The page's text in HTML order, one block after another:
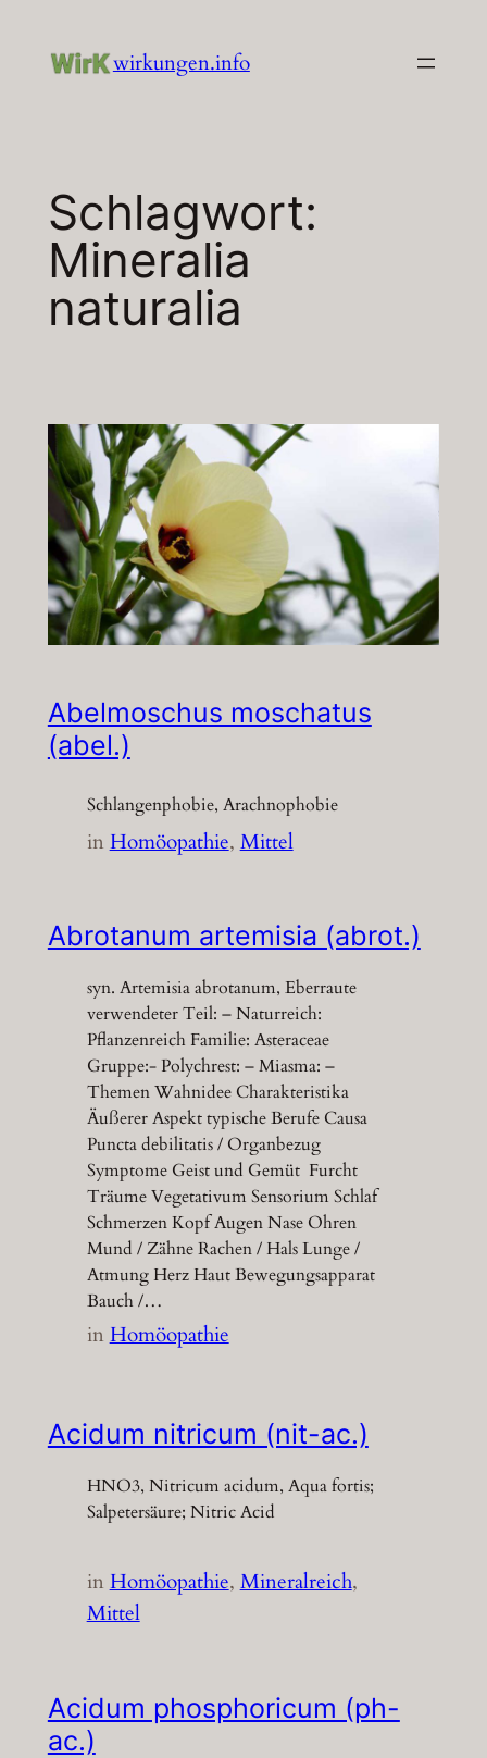
Inhalt
wirkungen.info
Schlagwort:
Mineralia
naturalia
Abelmoschus moschatus
(abel.)
Schlangenphobie, Arachnophobie
inHomöopathie, Mittel
Abrotanum artemisia (abrot.)
syn. Artemisia abrotanum, Eberraute
verwendeter Teil: – Naturreich:
Pflanzenreich Familie: Asteraceae
Gruppe:- Polychrest: – Miasma: –
Themen Wahnidee Charakteristika
Äußerer Aspekt typische Berufe Causa
Puncta debilitatis / Organbezug
Symptome Geist und Gemüt Furcht
Träume Vegetativum Sensorium Schlaf
Schmerzen Kopf Augen Nase Ohren
Mund / Zähne Rachen / Hals Lunge /
Atmung Herz Haut Bewegungsapparat
Bauch /…
inHomöopathie
Acidum nitricum (nit-ac.)
HNO3, Nitricum acidum, Aqua fortis;
Salpetersäure; Nitric Acid
inHomöopathie, Mineralreich
Mittel
Acidum phosphoricum (ph-
ac.)